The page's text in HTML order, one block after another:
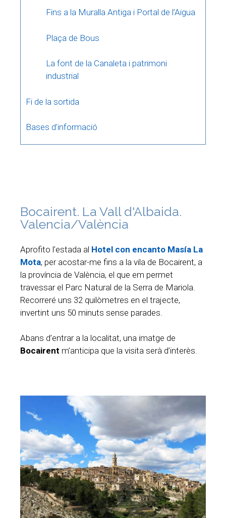
Fins a la Muralla Antiga i Portal de l’Aigua
Plaça de Bous
La font de la Canaleta i patrimoni
industrial
Fi de la sortida
Bases d’informació
Bocairent. La Vall d'Albaida.
Valencia/València
Aprofito l’estada al Hotel con encanto Masía La
Mota, per acostar-me fins a la vila de Bocairent, a
la província de València, el que em permet
travessar el Parc Natural de la Serra de Mariola.
Recorreré uns 32 quilòmetres en el trajecte,
invertint uns 50 minuts sense parades.
Abans d’entrar a la localitat, una imatge de
Bocairent m’anticipa que la visita serà d’interès.